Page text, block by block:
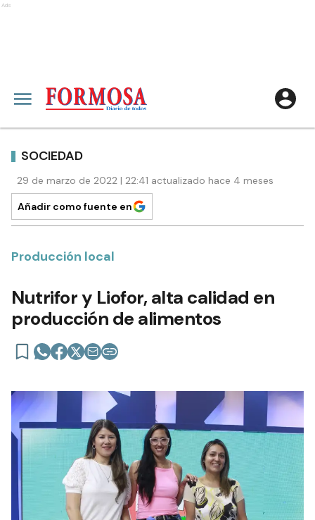
Ads
SOCIEDAD
29 de marzo de 2022 | 22:41 actualizado hace 4 meses
Añadir como fuente en
Producción local
Nutrifor y Liofor, alta calidad en
producción de alimentos